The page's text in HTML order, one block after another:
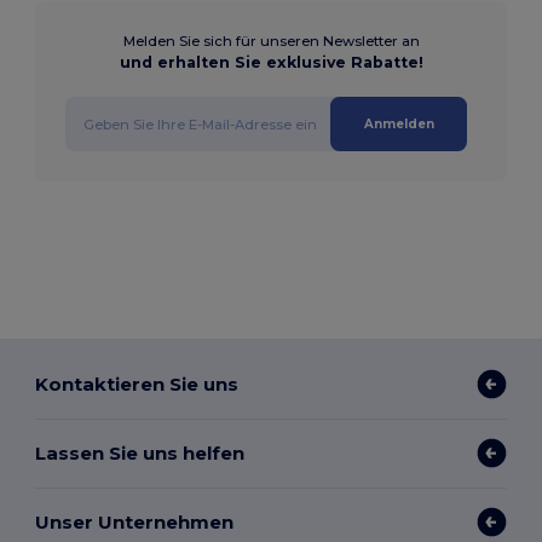
Melden Sie sich für unseren Newsletter an
und erhalten Sie exklusive Rabatte!
Anmelden
Kontaktieren Sie uns
Lassen Sie uns helfen
Unser Unternehmen